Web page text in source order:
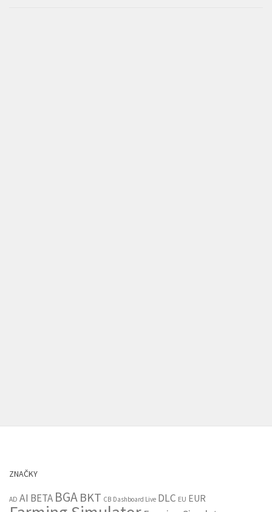
ZNAČKY
AD AI BETA BGABKT CB Dashboard Live DLC EU EUR